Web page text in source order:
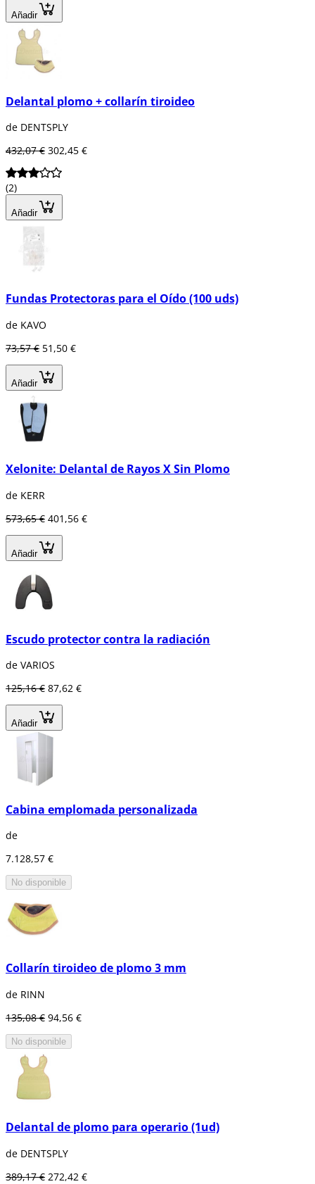
Añadir
Delantal plomo + collarín tiroideo
de DENTSPLY
432,07 € 302,45 €
(2)
Añadir
Fundas Protectoras para el Oído (100 uds)
de KAVO
73,57 € 51,50 €
Añadir
Xelonite: Delantal de Rayos X Sin Plomo
de KERR
573,65 € 401,56 €
Añadir
Escudo protector contra la radiación
de VARIOS
125,16 € 87,62 €
Añadir
Cabina emplomada personalizada
de
7.128,57 €
No disponible
Collarín tiroideo de plomo 3 mm
de RINN
135,08 € 94,56 €
No disponible
Delantal de plomo para operario (1ud)
de DENTSPLY
389,17 € 272,42 €